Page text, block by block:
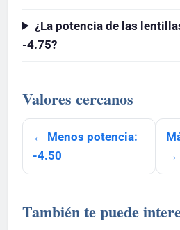
¿La potencia de las
-4.75?
Valores cercanos
← Menos potencia:
-4.50
→
También te puede